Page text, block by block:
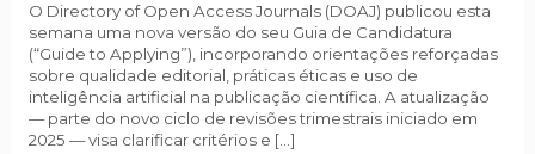
O Directory of Open Access Journals (DOAJ) publicou esta
semana uma nova versão do seu Guia de Candidatura
(“Guide to Applying”), incorporando orientações reforçadas
sobre qualidade editorial, práticas éticas e uso de
inteligência artificial na publicação científica. A atualização
— parte do novo ciclo de revisões trimestrais iniciado em
2025 — visa clarificar critérios e […]